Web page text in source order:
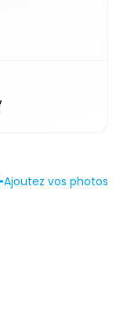
Ajoutez vos photos